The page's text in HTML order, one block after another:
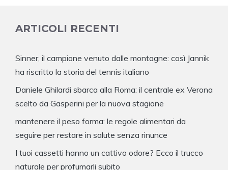
ARTICOLI RECENTI
Sinner, il campione venuto dalle montagne: così Jannik
ha riscritto la storia del tennis italiano
Daniele Ghilardi sbarca alla Roma: il centrale ex Verona
scelto da Gasperini per la nuova stagione
mantenere il peso forma: le regole alimentari da
seguire per restare in salute senza rinunce
I tuoi cassetti hanno un cattivo odore? Ecco il trucco
naturale per profumarli subito